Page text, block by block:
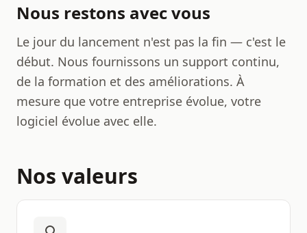
Nous restons avec vous
Le jour du lancement n'est pas la fin — c'est le
début. Nous fournissons un support continu,
de la formation et des améliorations. À
mesure que votre entreprise évolue, votre
logiciel évolue avec elle.
Nos valeurs